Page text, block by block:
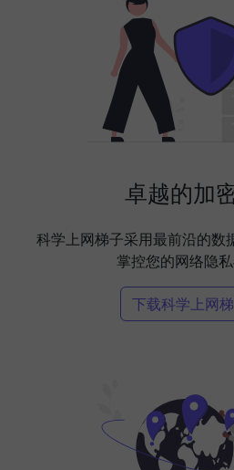
卓越的加
科学上网梯子采用最前沿的数
掌控您的网络隐私
下载科学上网